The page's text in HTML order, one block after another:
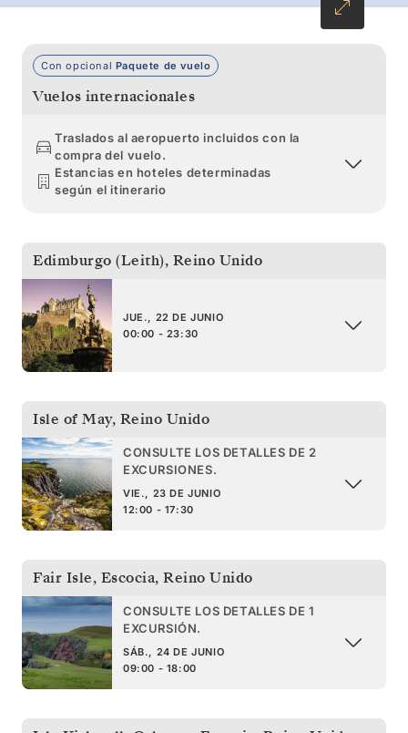
Con opcional Paquete de vuelo
Vuelos internacionales
Traslados al aeropuerto incluidos con la
compra del vuelo.
Estancias en hoteles determinadas
según el itinerario
Edimburgo (Leith), Reino Unido
JUE., 22 DE JUNIO
00:00 - 23:30
Isle of May, Reino Unido
CONSULTE LOS DETALLES DE 2
EXCURSIONES.
VIE., 23 DE JUNIO
12:00 - 17:30
Fair Isle, Escocia, Reino Unido
CONSULTE LOS DETALLES DE 1
EXCURSIÓN.
SÁB., 24 DE JUNIO
09:00 - 18:00